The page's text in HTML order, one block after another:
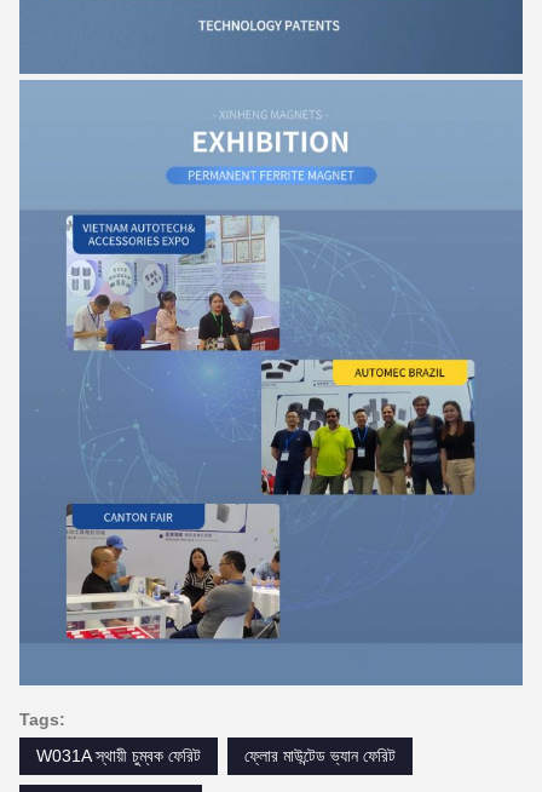
Tags:
W031A স্থায়ী চুম্বক ফেরিট
ফ্লোর মাউন্টেড ভ্যান ফেরিট